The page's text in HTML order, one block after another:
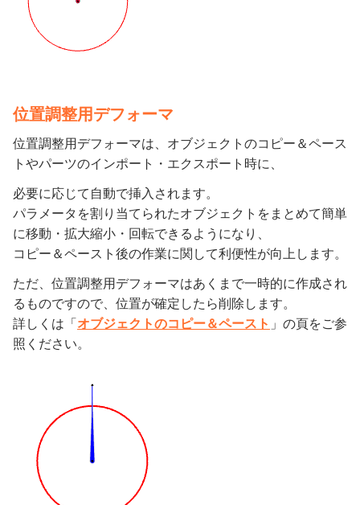
位置調整用デフォーマ
位置調整用デフォーマは、オブジェクトのコピー＆ペース
トやパーツのインポート・エクスポート時に、
必要に応じて自動で挿入されます。
パラメータを割り当てられたオブジェクトをまとめて簡単
に移動・拡大縮小・回転できるようになり、
コピー＆ペースト後の作業に関して利便性が向上します。
ただ、位置調整用デフォーマはあくまで一時的に作成され
るものですので、位置が確定したら削除します。
詳しくは「 オブジェクトのコピー＆ペースト 」の頁をご参
照ください。